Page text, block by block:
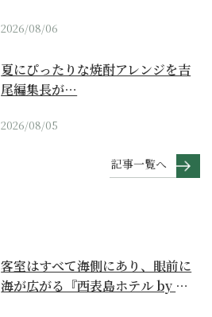
2026/08/06
夏にぴったりな焼酎アレンジを吉
尾編集長が…
2026/08/05
記事一覧へ
客室はすべて海側にあり、眼前に
海が広がる『西表島ホテル by 星